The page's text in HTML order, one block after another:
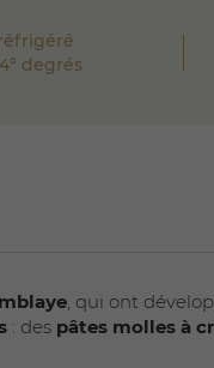
degrés
, qui ont
: des pâtes molles à